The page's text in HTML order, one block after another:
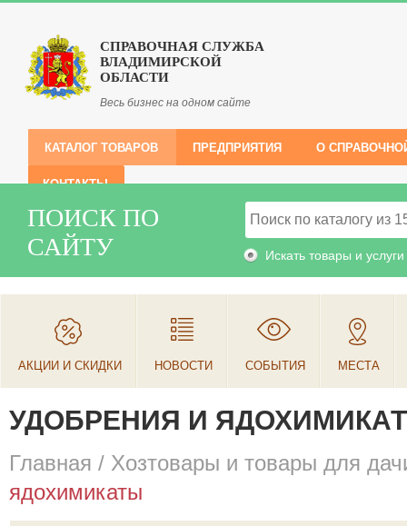
СПРАВОЧНАЯ СЛУЖБА
ВЛАДИМИРСКОЙ
ОБЛАСТИ
Весь бизнес на одном сайте
КАТАЛОГ ТОВАРОВ ПРЕДПРИЯТИЯ О
КОНТАКТЫ
ПОИСК ПО
САЙТУ
Искать товары и услуги
АКЦИИ И СКИДКИ НОВОСТИ СОБЫТИЯ МЕСТА
УДОБРЕНИЯ И
Главная / Хозтовары и товары для
ядохимикаты